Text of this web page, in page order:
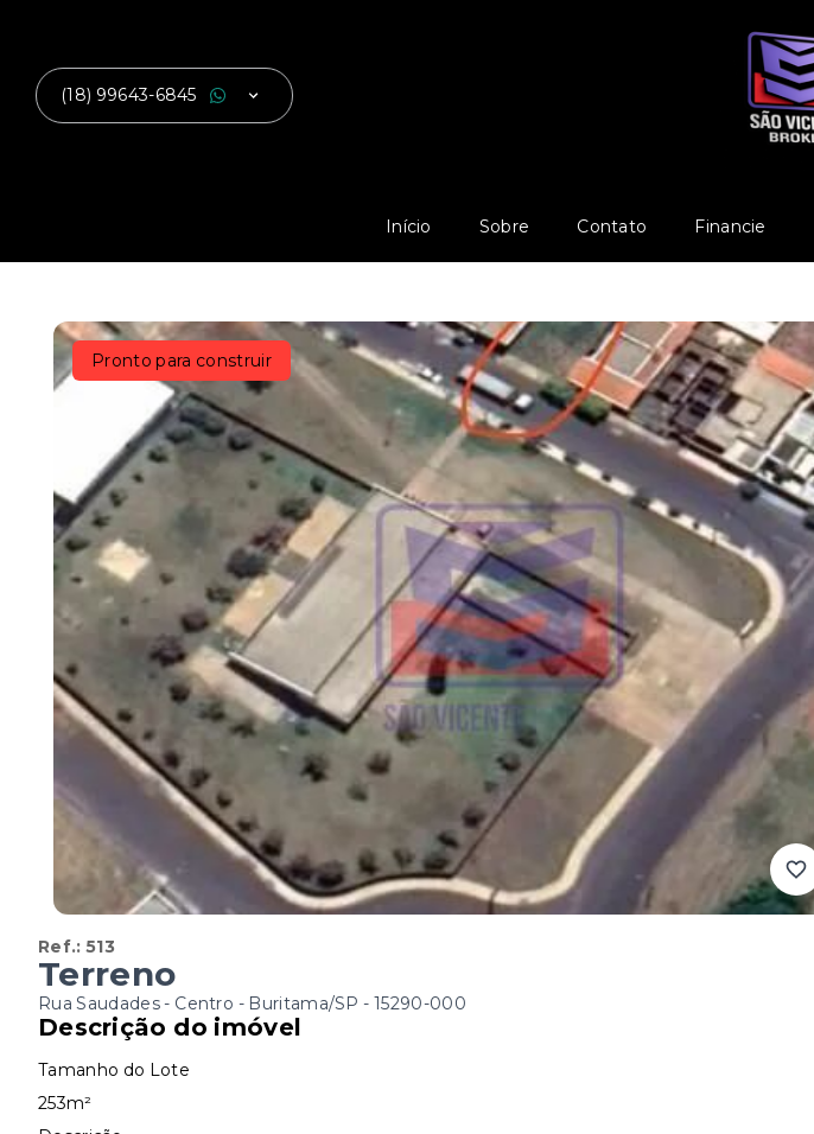
(18) 99643-6845
Início Sobre Contato Financie
Pronto para construir
Ref.:513
Terreno
Rua Saudades - Centro - Buritama/SP - 15290-000
Descrição do imóvel
Tamanho do Lote
253m²